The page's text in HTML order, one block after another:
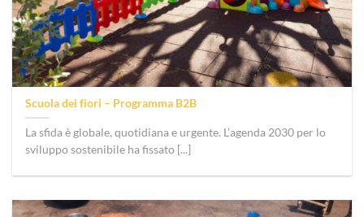
Scuola dei fiori – Programma B2B
La sfida è globale, quotidiana e urgente. L’agenda 2030 per lo
sviluppo sostenibile ha fissato [...]